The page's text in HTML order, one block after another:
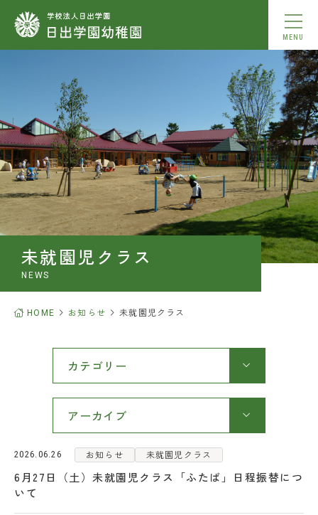
MENU
動画を見る
本園について
園での生活
入園案内
小学校合格実績
BLOG
アクセス
FAQ
保護者の皆さま
採用情報
未就園児クラス
NEWS
HOME お知らせ 未就園児クラス
2026.06.26 お知らせ 未就園児クラス
6月27日（土）未就園児クラス「ふたば」日程振替につ
いて
カテゴリー
アーカイブ